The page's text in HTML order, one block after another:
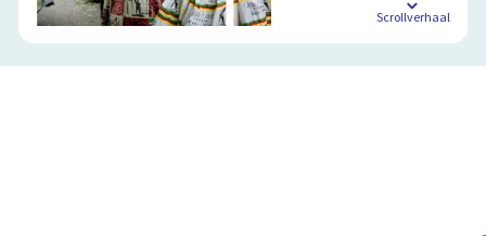
Scrollverhaal